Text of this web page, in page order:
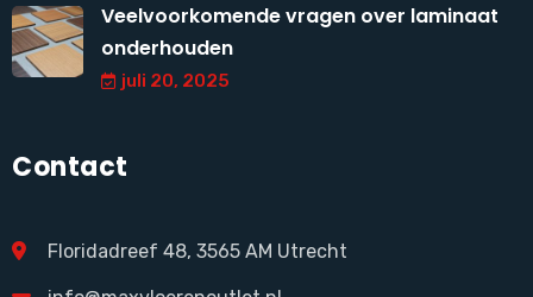
Veelvoorkomende vragen over laminaat
onderhouden
juli 20, 2025
Contact
Floridadreef 48, 3565 AM Utrecht